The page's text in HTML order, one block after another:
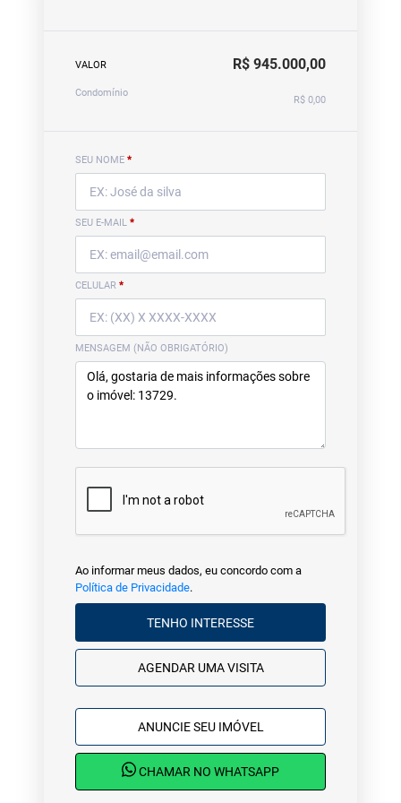
VALOR R$ 945.000,00
Condomínio
R$ 0,00
SEU NOME *
SEU E-MAIL *
CELULAR *
MENSAGEM (NÃO OBRIGATÓRIO)
Ao informar meus dados, eu concordo com a
Política de Privacidade.
TENHO INTERESSE
AGENDAR UMA VISITA
ANUNCIE SEU IMÓVEL
CHAMAR NO WHATSAPP